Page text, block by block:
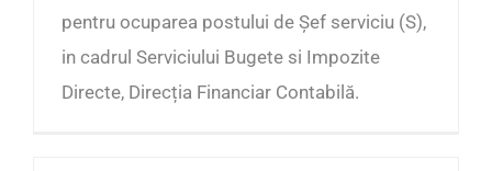
pentru ocuparea postului de Șef serviciu (S),
in cadrul Serviciului Bugete si Impozite
Directe, Direcția Financiar Contabilă.